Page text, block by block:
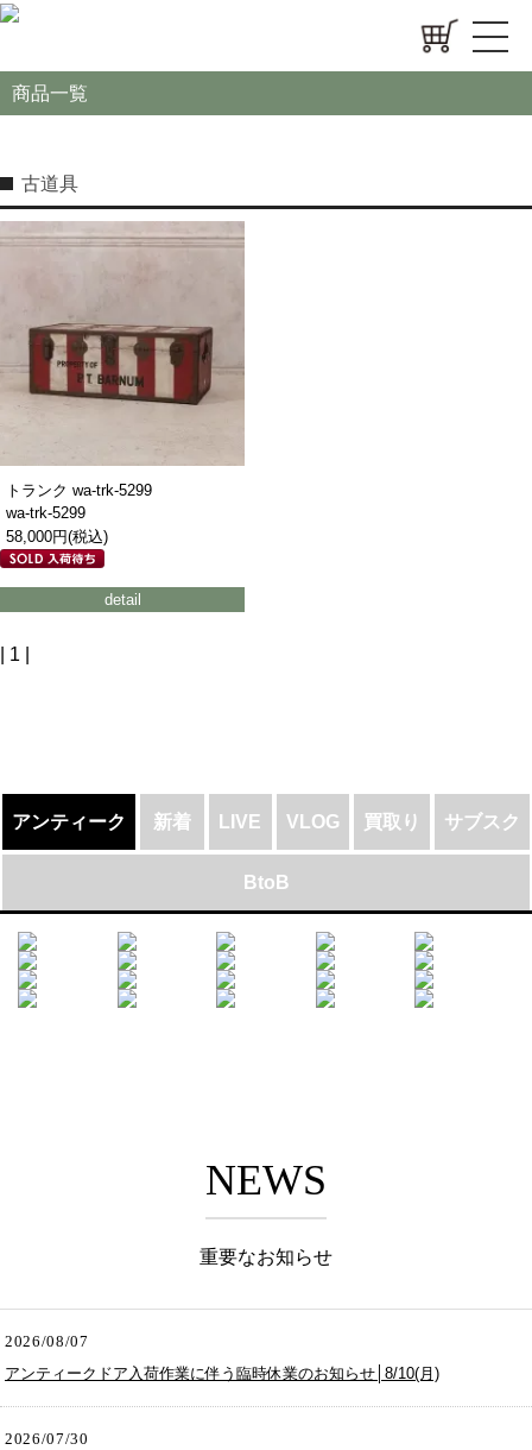
商品一覧
古道具
トランク wa-trk-5299
wa-trk-5299
58,000円(税込)
detail
| 1 |
アンティーク 新着 LIVE VLOG 買取り サブスク
BtoB
NEWS
重要なお知らせ
2026/08/07
アンティークドア入荷作業に伴う臨時休業のお知らせ│8/10(月)
2026/07/30